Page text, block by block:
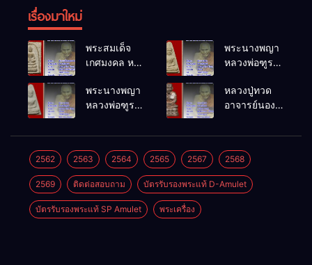
เรื่องมาใหม่
พระสมเด็จ
เกศมงคล หล
โพธิ์นิมิตร
พ.ศ.2512
พระนางพญา
หลวงพ่อฑูรย์
พ.ศ.2512
พระนางพญา
หลวงพ่อฑูรย์
พ.ศ.2512
หลวงปู่ทวด
อาจารย์นอง
พ.ศ.2541
2562 2563 2564 2565 2567 2568
2569 ติดต่อสอบถาม บัตรรับรองพระแท้ D-Amulet
บัตรรับรองพระแท้ SP Amulet พระเครื่อง